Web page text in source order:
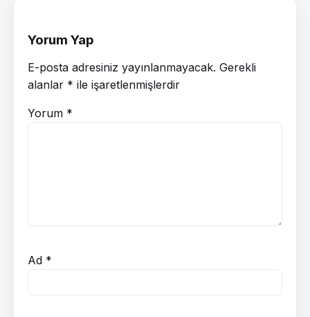
Yorum Yap
E-posta adresiniz yayınlanmayacak. Gerekli
alanlar * ile işaretlenmişlerdir
Yorum *
Ad *